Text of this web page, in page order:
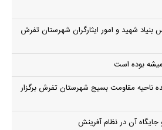
بنیاد شهید و امور ایثارگران شهرستان تفرش
بوده است
ناحیه مقاومت بسیج شهرستان تفرش برگزار
آن در نظام آفرینش